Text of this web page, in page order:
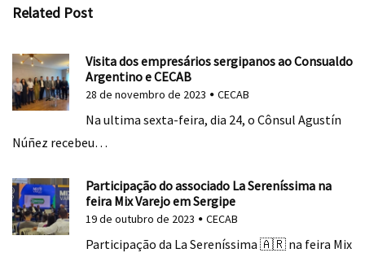
Related Post
Visita dos empresários sergipanos ao Consualdo
Argentino e CECAB
28 de novembro de 2023 CECAB
Na ultima sexta-feira, dia 24, o Cônsul Agustín
Núñez recebeu…
Participação do associado La Sereníssima na
feira Mix Varejo em Sergipe
19 de outubro de 2023 CECAB
Participação da La Sereníssima 🇦🇷 na feira Mix